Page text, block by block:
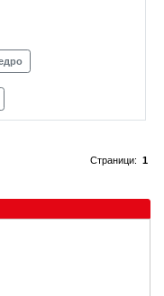
Страници: 1